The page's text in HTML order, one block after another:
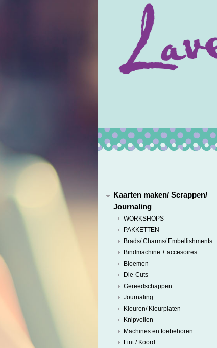
Kaarten maken/ Scrappen/
Journaling
WORKSHOPS
PAKKETTEN
Brads/ Charms/ Embellishments
Bindmachine + accesoires
Bloemen
Die-Cuts
Gereedschappen
Journaling
Kleuren/ Kleurplaten
Knipvellen
Machines en toebehoren
Lint / Koord